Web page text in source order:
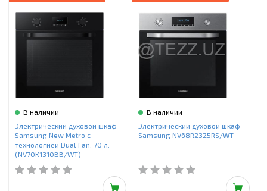
В наличии
Электрический духовой шкаф
Samsung New Metro c
технологией Dual Fan, 70 л.
(NV70K1310BB/WT)
В наличии
Электрический духовой шкаф
Samsung NV68R2325RS/WT